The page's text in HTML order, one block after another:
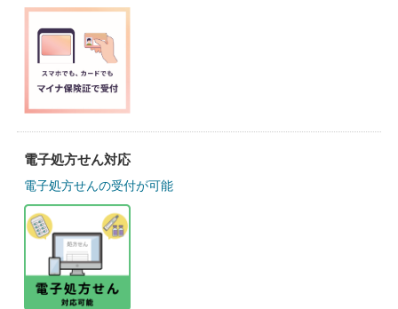
電子処方せん対応
電子処方せんの受付が可能